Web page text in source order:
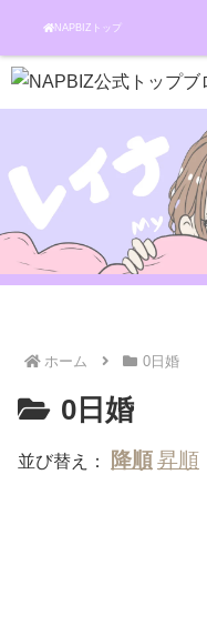
NAPBIZトップ
ホーム 0日婚
0日婚
並び替え：